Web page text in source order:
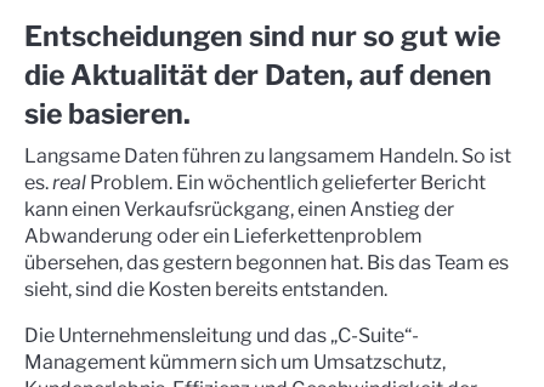
Entscheidungen sind nur so gut wie
die Aktualität der Daten, auf denen
sie basieren.
Langsame Daten führen zu langsamem Handeln. So ist
es.real Problem. Ein wöchentlich gelieferter Bericht
kann einen Verkaufsrückgang, einen Anstieg der
Abwanderung oder ein Lieferkettenproblem
übersehen, das gestern begonnen hat. Bis das Team es
sieht, sind die Kosten bereits entstanden.
Die Unternehmensleitung und das „C-Suite“-
Management kümmern sich um Umsatzschutz,